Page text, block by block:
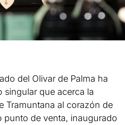
del Olivar de Palma ha
singular que acerca la
Tramuntana al corazón de
punto de venta, inaugurado